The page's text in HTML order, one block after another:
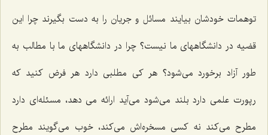
توهمات خودشان بیایند مسائل و جریان را به دست بگیرند چرا این
قضیه در دانشگاههای ما نیست؟ چرا در دانشگاههای ما با مطالب به
طور آزاد برخورد می‌شود؟ هر كی مطلبی دارد هر فرض كنید كه
رپورت علمی دارد بلند می‌شود می‌آید ارائه می دهد، مسئله‌ای دارد
مطرح می‌كند نه كسی مسخره‌اش می‌كند، خوب می‌گویند مطرح